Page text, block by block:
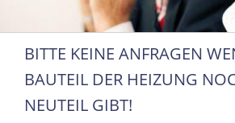
BITTE KEINE ANFRAGEN
BAUTEIL DER HEIZUNG
NEUTEIL GIBT!